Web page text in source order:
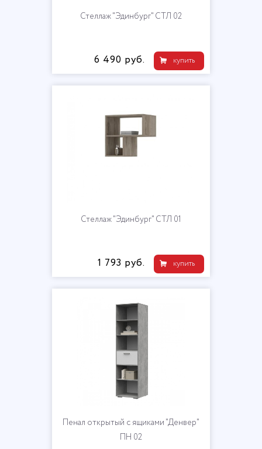
Стеллаж "Эдинбург" СТЛ 02
купить
6 490 руб.
Стеллаж "Эдинбург" СТЛ 01
купить
1 793 руб.
Пенал открытый с ящиками "Денвер"
ПН 02